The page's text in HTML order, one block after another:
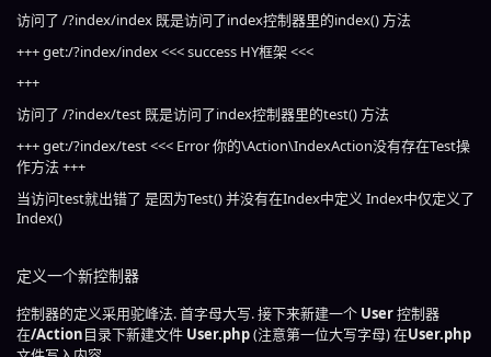
访问了 /?index/index 既是访问了index控制器里的index() 方法
+++ get:/?index/index <<< success HY框架 <<<
+++
访问了 /?index/test 既是访问了index控制器里的test() 方法
+++ get:/?index/test <<< Error 你的\Action\IndexAction没有存在Test操
作方法 +++
当访问test就出错了 是因为Test() 并没有在Index中定义 Index中仅定义了
Index()
定义一个新控制器
控制器的定义采用驼峰法. 首字母大写. 接下来新建一个 User控制器
在/Action目录下新建文件 User.php(注意第一位大写字母) 在User.php